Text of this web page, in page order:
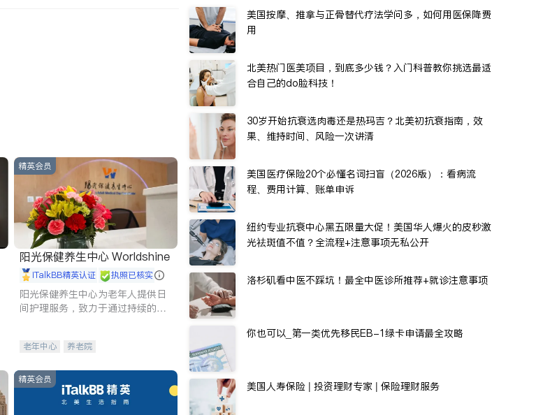
精英会员
阳光保健养生中心 Worldshine
iTalkBB精英认证 执照已核实
阳光保健养生中心为老年人提供日
间护理服务，致力于通过持续的护
老年中心 养老院
精英会员
美国按摩、推拿与正骨替代疗法学问多，如何用医保降费
用
北美热门医美项目，到底多少钱？入门科普教你挑选最适
合自己的do脸科技！
30岁开始抗衰选肉毒还是热玛吉？北美初抗衰指南，效
果、维持时间、风险一次讲清
美国医疗保险20个必懂名词扫盲（2026版）：看病流
程、费用计算、账单申诉
纽约专业抗衰中心黑五限量大促！美国华人爆火的皮秒激
光祛斑值不值？全流程+注意事项无私公开
洛杉矶看中医不踩坑！最全中医诊所推荐+就诊注意事项
你也可以_第一类优先移民EB-1绿卡申请最全攻略
美国人寿保险 | 投资理财专家 | 保险理财服务